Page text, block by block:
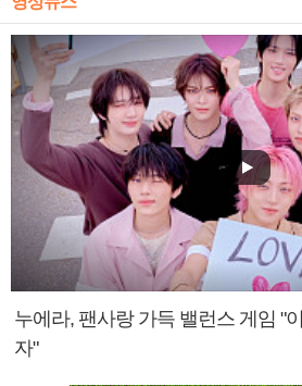
누에라, 팬사랑 가득 밸런스 게임 "
자"